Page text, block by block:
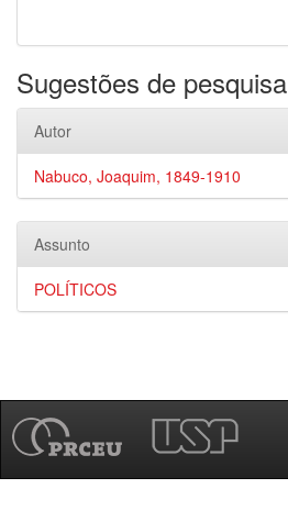
Sugestões de pesquisa
Autor
Nabuco, Joaquim, 1849-1910
Assunto
POLÍTICOS